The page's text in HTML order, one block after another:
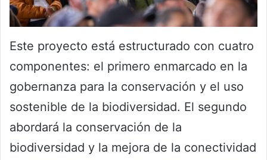
Este proyecto está estructurado con cuatro
componentes: el primero enmarcado en la
gobernanza para la conservación y el uso
sostenible de la biodiversidad. El segundo
abordará la conservación de la
biodiversidad y la mejora de la conectividad